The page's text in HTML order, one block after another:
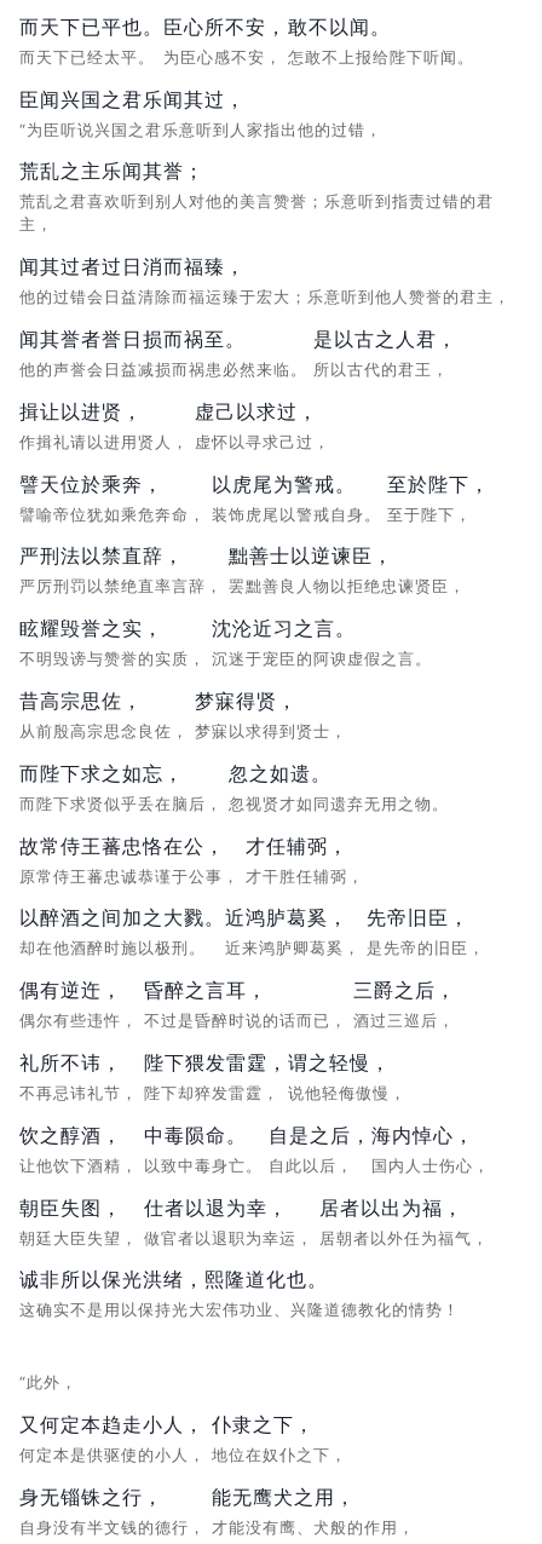
而天下已平也。
而天下已经太平。
臣心所不安，
为臣心感不安，
敢不以闻。
怎敢不上报给陛下听闻。
臣闻兴国之君乐闻其过，
“为臣听说兴国之君乐意听到人家指出他的过错，
荒乱之主乐闻其誉；
荒乱之君喜欢听到别人对他的美言赞誉；乐意听到指责过错的君
主，
闻其过者过日消而福臻，
他的过错会日益清除而福运臻于宏大；乐意听到他人赞誉的君主，
闻其誉者誉日损而祸至。
他的声誉会日益减损而祸患必然来临。
是以古之人君，
所以古代的君王，
揖让以进贤，
作揖礼请以进用贤人，
虚己以求过，
虚怀以寻求己过，
譬天位於乘奔，
譬喻帝位犹如乘危奔命，
以虎尾为警戒。
装饰虎尾以警戒自身。
至於陛下，
至于陛下，
严刑法以禁直辞，
严厉刑罚以禁绝直率言辞，
黜善士以逆谏臣，
罢黜善良人物以拒绝忠谏贤臣，
眩耀毁誉之实，
不明毁谤与赞誉的实质，
沈沦近习之言。
沉迷于宠臣的阿谀虚假之言。
昔高宗思佐，
从前殷高宗思念良佐，
梦寐得贤，
梦寐以求得到贤士，
而陛下求之如忘，
而陛下求贤似乎丢在脑后，
忽之如遗。
忽视贤才如同遗弃无用之物。
故常侍王蕃忠恪在公，
原常侍王蕃忠诚恭谨于公事，
才任辅弼，
才干胜任辅弼，
以醉酒之间加之大戮。
却在他酒醉时施以极刑。
近鸿胪葛奚，
近来鸿胪卿葛奚，
先帝旧臣，
是先帝的旧臣，
偶有逆迕，
偶尔有些违忤，
昏醉之言耳，
不过是昏醉时说的话而已，
三爵之后，
酒过三巡后，
礼所不讳，
不再忌讳礼节，
陛下猥发雷霆，
陛下却猝发雷霆，
谓之轻慢，
说他轻侮傲慢，
饮之醇酒，
让他饮下酒精，
中毒陨命。
以致中毒身亡。
自是之后，
自此以后，
海内悼心，
国内人士伤心，
朝臣失图，
朝廷大臣失望，
仕者以退为幸，
做官者以退职为幸运，
居者以出为福，
居朝者以外任为福气，
诚非所以保光洪绪，熙隆道化也。
这确实不是用以保持光大宏伟功业、兴隆道德教化的情势！
“此外，
又何定本趋走小人，
何定本是供驱使的小人，
仆隶之下，
地位在奴仆之下，
身无锱铢之行，
自身没有半文钱的德行，
能无鹰犬之用，
才能没有鹰、犬般的作用，